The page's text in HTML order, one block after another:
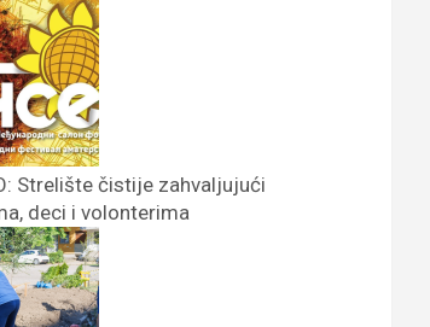
Strelište čistije zahvaljujući
deci i volonterima